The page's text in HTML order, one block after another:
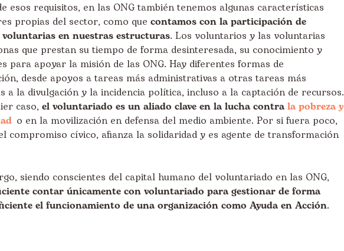
esos requisitos, en las ONG también tenemos algunas características
propias del sector, como que contamos con la participación de
voluntarias en nuestras estructuras. Los voluntarios y las voluntarias
que prestan su tiempo de forma desinteresada, su conocimiento y
para apoyar la misión de las ONG. Hay diferentes formas de
desde apoyos a tareas más administrativas a otras tareas más
a la divulgación y la incidencia política, incluso a la captación de recursos.
caso, el voluntariado es un aliado clave en la lucha contrala pobreza y
o en la movilización en defensa del medio ambiente. Por si fuera poco,
compromiso cívico, afianza la solidaridad y es agente de transformación
siendo conscientes del capital humano del voluntariado en las ONG,
contar únicamente con voluntariado para gestionar de forma
el funcionamiento de una organización como Ayuda en Acción.